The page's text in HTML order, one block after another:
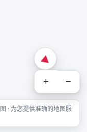
+ −
· 为您提供准确的地图服